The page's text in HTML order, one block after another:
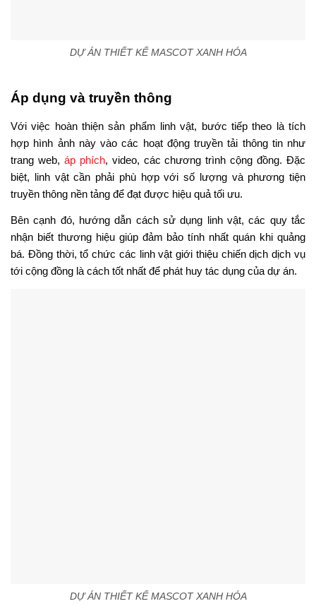
DỰ ÁN THIẾT KẾ MASCOT XANH HÓA
Áp dụng và truyền thông
Với việc hoàn thiện sản phẩm linh vật, bước tiếp theo là tích
hợp hình ảnh này vào các hoạt động truyền tải thông tin như
trang web, áp phích, video, các chương trình cộng đồng. Đặc
biệt, linh vật cần phải phù hợp với số lượng và phương tiện
truyền thông nền tảng để đạt được hiệu quả tối ưu.
Bên cạnh đó, hướng dẫn cách sử dụng linh vật, các quy tắc
nhận biết thương hiệu giúp đảm bảo tính nhất quán khi quảng
bá. Đồng thời, tổ chức các linh vật giới thiệu chiến dịch dịch vụ
tới cộng đồng là cách tốt nhất để phát huy tác dụng của dự án.
DỰ ÁN THIẾT KẾ MASCOT XANH HÓA